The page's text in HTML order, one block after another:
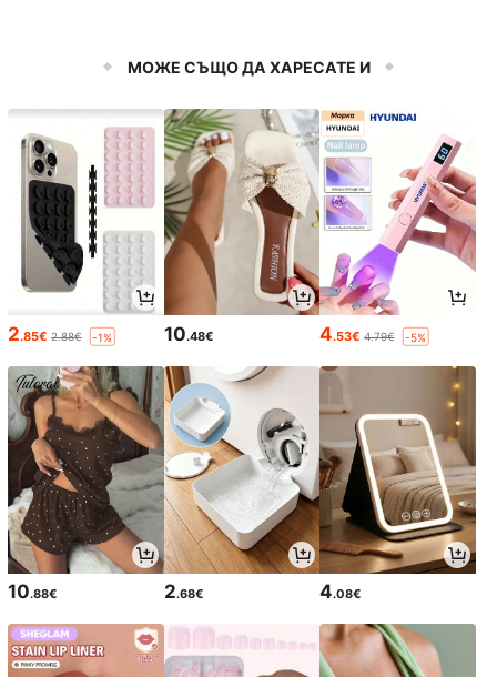
МОЖЕ СЪЩО ДА ХАРЕСАТЕ И
2.85€ 2.88€ -1% 10.48€ 4.53€ 4.79€ -5%
10.88€ 2.68€ 4.08€